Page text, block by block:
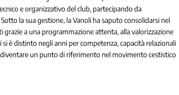
e organizzativo del club, partecipando da
la sua gestione, la Vanoli ha saputo consolidarsi nel
a una programmazione attenta, alla valorizzazione
è distinto negli anni per competenza, capacità relazionali
un punto di riferimento nel movimento cestistico